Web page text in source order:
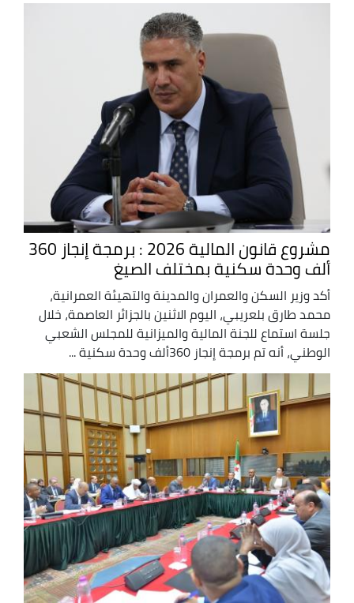
مشروع قانون المالية 2026 : برمجة إنجاز 360
ألف وحدة سكنية بمختلف الصيغ
أكد وزير السكن والعمران والمدينة والتهيئة العمرانية،
محمد طارق بلعريبي، اليوم الاثنين بالجزائر العاصمة، خلال
جلسة استماع للجنة المالية والميزانية للمجلس الشعبي
الوطني، أنه تم برمجة إنجاز 360ألف وحدة سكنية ...